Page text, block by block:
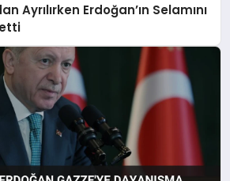
Ayrılırken Erdoğan’ın Selamını